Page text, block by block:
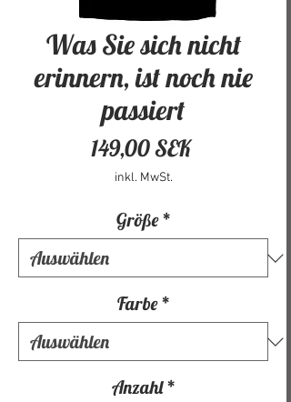
Was Sie sich nicht
erinnern, ist noch nie
passiert
149,00 SEKPreis
inkl. MwSt.
Größe *
Farbe *
Anzahl *